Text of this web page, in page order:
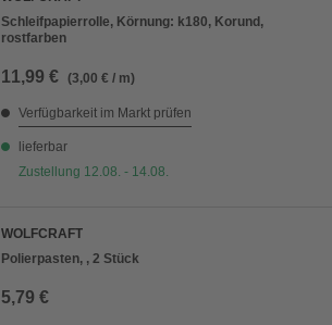
Schleifpapierrolle, Körnung: k180, Korund,
rostfarben
11,99 € (3,00 € / m)
Verfügbarkeit im Markt prüfen
lieferbar
Zustellung 12.08. - 14.08.
WOLFCRAFT
Polierpasten, , 2 Stück
5,79 €